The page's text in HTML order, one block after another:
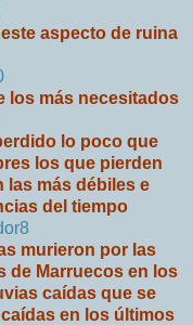
aspecto de ruina
los más necesitados
lo poco que
los que pierden
las más débiles e
del tiempo
murieron por las
de Marruecos en los
caídas que se
en los últimos